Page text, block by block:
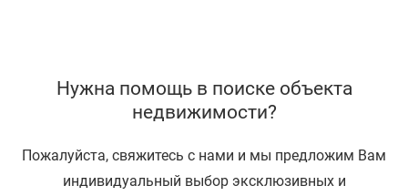
Нужна помощь в поиске объекта
недвижимости?
Пожалуйста, свяжитесь с нами и мы предложим Вам
индивидуальный выбор эксклюзивных и